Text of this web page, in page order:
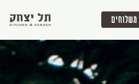
משלוחים